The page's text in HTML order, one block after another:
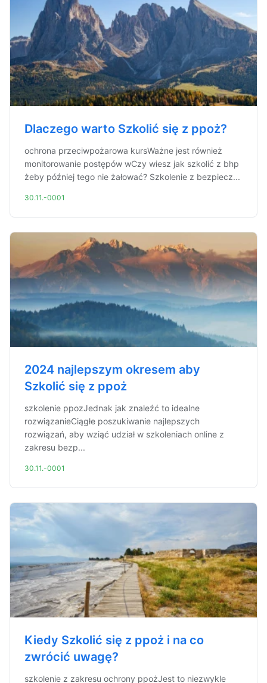
Dlaczego warto Szkolić się z ppoż?
ochrona przeciwpożarowa kursWażne jest również
monitorowanie postępów wCzy wiesz jak szkolić z bhp
żeby później tego nie żałować? Szkolenie z bezpiecz...
30.11.-0001
2024 najlepszym okresem aby
Szkolić się z ppoż
szkolenie ppozJednak jak znaleźć to idealne
rozwiązanieCiągłe poszukiwanie najlepszych
rozwiązań, aby wziąć udział w szkoleniach online z
zakresu bezp...
30.11.-0001
Kiedy Szkolić się z ppoż i na co
zwrócić uwagę?
szkolenie z zakresu ochrony ppożJest to niezwykle